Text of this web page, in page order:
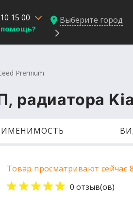
15 00
помощь?
Выберите город
Premium
радиатора
Товар просматривают сейчас
0 отзыв(ов)